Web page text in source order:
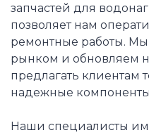
запчастей для
позволяет нам
ремонтные работы.
рынком и обновляем
предлагать клиентам
надежные
Наши специалисты